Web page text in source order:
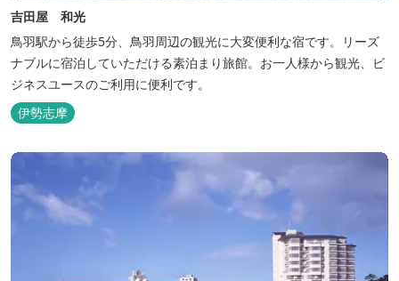
吉田屋 和光
鳥羽駅から徒歩5分、鳥羽周辺の観光に大変便利な宿です。リーズ
ナブルに宿泊していただける素泊まり旅館。お一人様から観光、ビ
ジネスユースのご利用に便利です。
伊勢志摩